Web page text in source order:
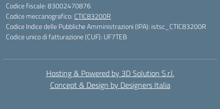
Codice fiscale: 83002470876
Codice meccanografico: CTIC83200R
Codice Indice delle Pubbliche Amministrazioni (IPA): istsc_CTIC83200R
Codice unico di fatturazione (CUF): UF7TEB
Hosting & Powered by 3D Solution S.r.l.
Concept & Design by Designers Italia